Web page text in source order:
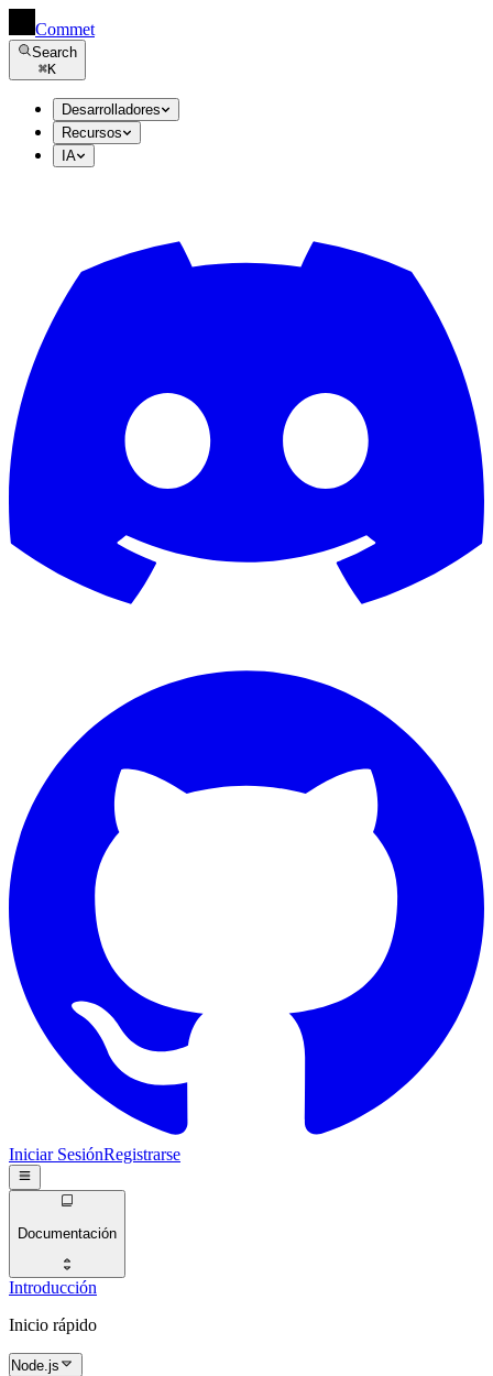
Commet
Search
⌘K
Desarrolladores
Recursos
IA
Iniciar SesiónRegistrarse
Documentación
Introducción
Inicio rápido
Node.js